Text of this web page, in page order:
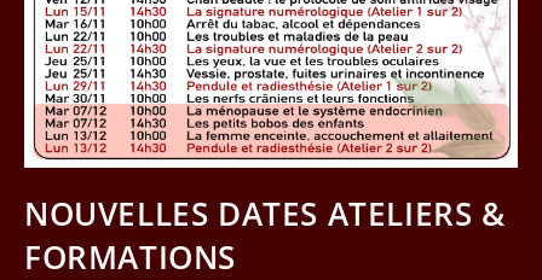
NOUVELLES DATES ATELIERS &
FORMATIONS